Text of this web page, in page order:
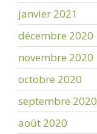
janvier 2021
décembre 2020
novembre 2020
octobre 2020
septembre 2020
août 2020